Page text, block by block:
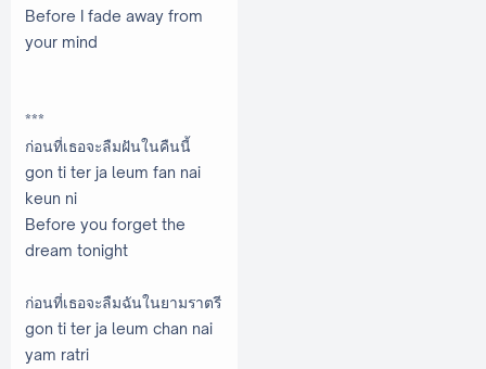
Before I fade away from
your mind
***
ก่อนที่เธอจะลืมฝันในคืนนี้
gon ti ter ja leum fan nai
keun ni
Before you forget the
dream tonight
ก่อนที่เธอจะลืมฉันในยามราตรี
gon ti ter ja leum chan nai
yam ratri